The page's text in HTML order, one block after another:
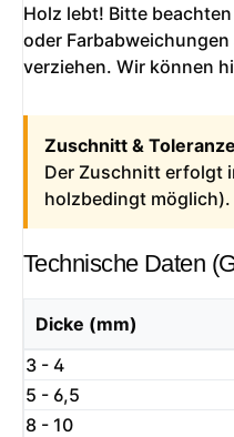
Holz lebt! Bitte
oder
verziehen. Wir können
Zuschnitt &
Der Zuschnitt erfolgt
holzbedingt
Technische Daten
Dicke (mm)
3 - 4
5 - 6,5
8 - 10